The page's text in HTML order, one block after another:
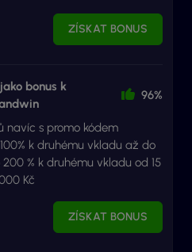
ZÍSKAT BONUS
bonus k
96%
navíc s promo kódem
100% k druhému vkladu až do
200 % k druhému vkladu od 15
Kč
ZÍSKAT BONUS